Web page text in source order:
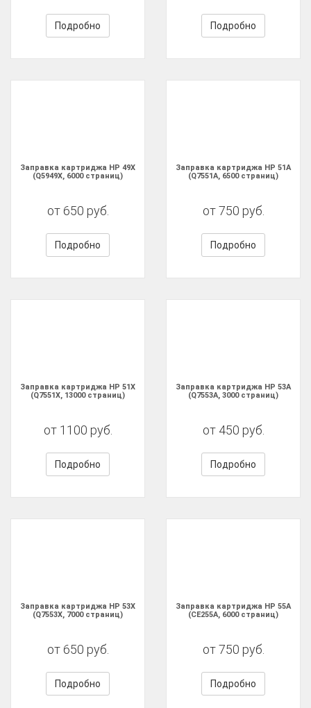
Подробно Подробно
Заправка картриджа HP 49X
(Q5949X, 6000 страниц)
от 650 руб.
Подробно
Заправка картриджа HP 51A
(Q7551A, 6500 страниц)
от 750 руб.
Подробно
Заправка картриджа HP 51X
(Q7551X, 13000 страниц)
от 1100 руб.
Подробно
Заправка картриджа HP 53A
(Q7553A, 3000 страниц)
от 450 руб.
Подробно
Заправка картриджа HP 53X
(Q7553X, 7000 страниц)
от 650 руб.
Подробно
Заправка картриджа HP 55A
(CE255A, 6000 страниц)
от 750 руб.
Подробно